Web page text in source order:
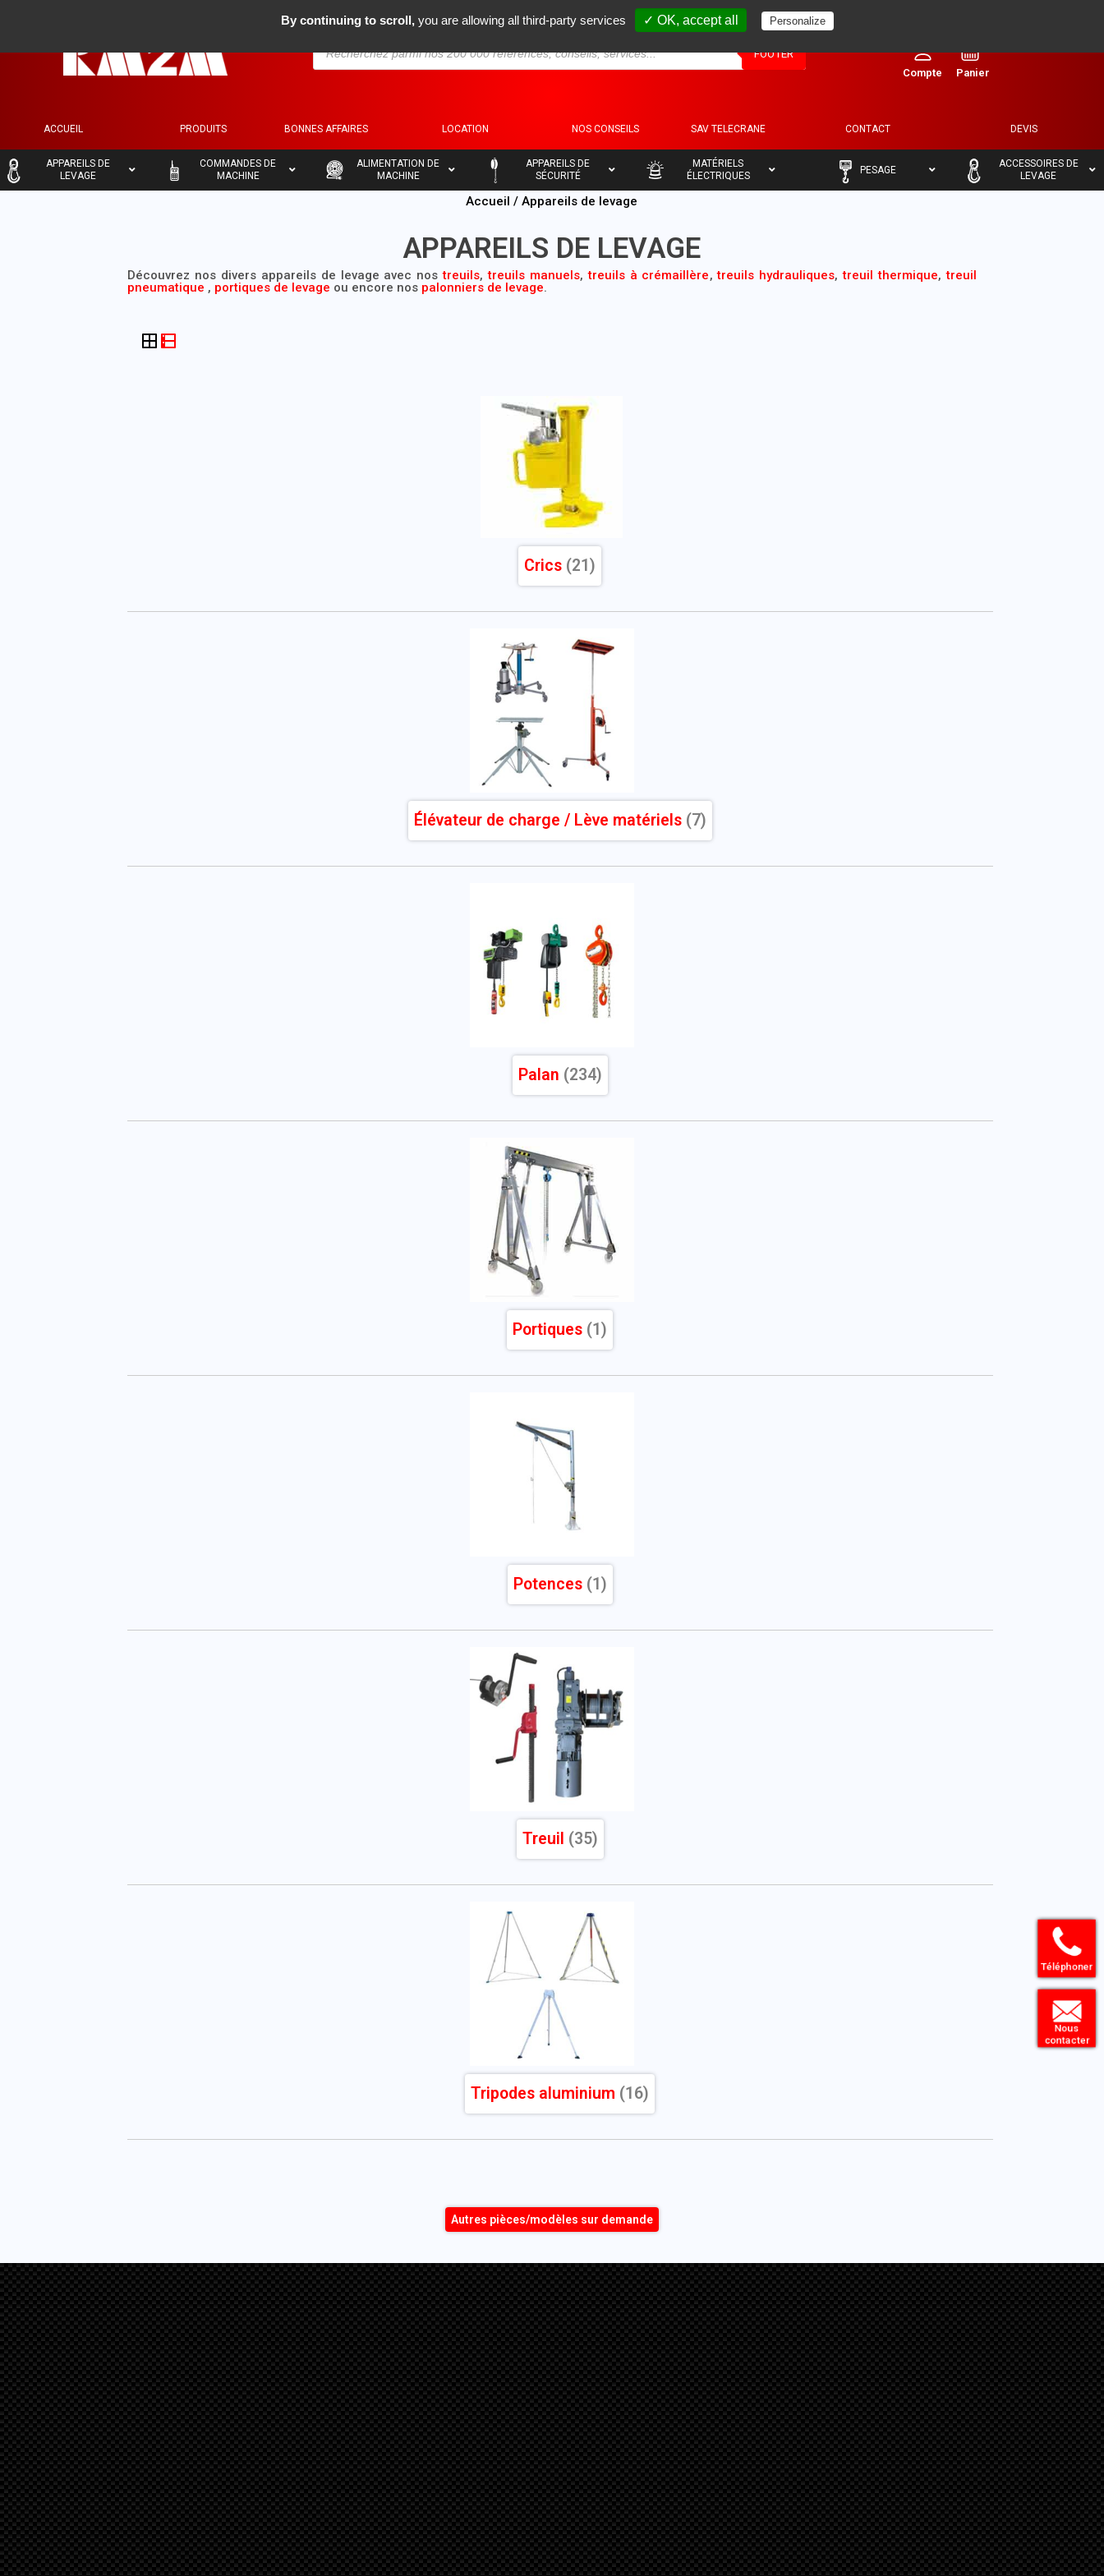
FOOTER
ACCUEIL
– PRODUITS
– BONNES AFFAIRES
– LOCATION
– NOS CONSEILS SAV TELECRANE
– CONTACT
– DEVIS
–
APPAREILS DE
LEVAGE
COMMANDES DE
MACHINE
ALIMENTATION DE
MACHINE
APPAREILS DE
SÉCURITÉ
MATÉRIELS
ÉLECTRIQUES
PESAGE
ACCESSOIRES DE
LEVAGE
Accueil / Appareils de levage
APPAREILS DE LEVAGE
Découvrez nos divers appareils de levage avec nostreuils,treuils manuels,treuils à crémaillère,treuils hydrauliques,treuil thermique,treuil
pneumatique , portiques de levage ou encore nos palonniers de levage.
Crics (21)
Élévateur de charge / Lève matériels (7)
Palan (234)
Portiques (1)
Potences (1)
Treuil (35)
Tripodes aluminium (16)
Autres pièces/modèles sur demande
Téléphoner
Nous
contacter
By continuing to scroll, you are allowing all third-party services ✓ OK, accept all Personalize